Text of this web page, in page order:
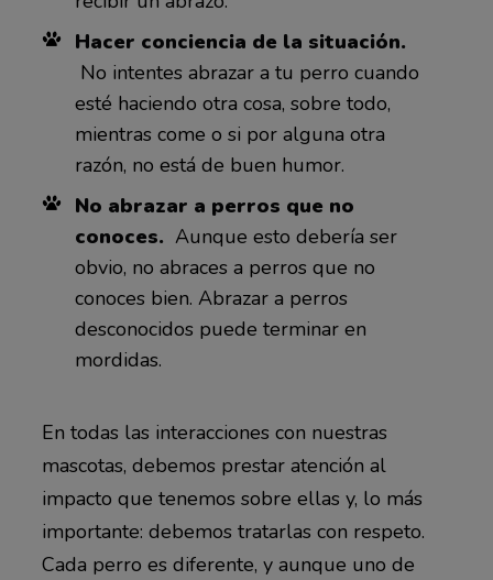
Hacer conciencia de la situación.
No intentes abrazar a tu perro cuando
esté haciendo otra cosa, sobre todo,
mientras come o si por alguna otra
razón, no está de buen humor.
No abrazar a perros que no
conoces. Aunque esto debería ser
obvio, no abraces a perros que no
conoces bien. Abrazar a perros
desconocidos puede terminar en
mordidas.
En todas las interacciones con nuestras
mascotas, debemos prestar atención al
impacto que tenemos sobre ellas y, lo más
importante: debemos tratarlas con respeto.
Cada perro es diferente, y aunque uno de